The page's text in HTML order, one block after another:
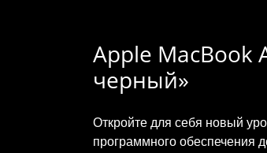
Apple MacBook
черный»
Откройте для себя новый
программного обеспечения